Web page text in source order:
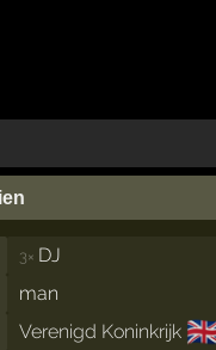
3× DJ
man
Verenigd Koninkrijk